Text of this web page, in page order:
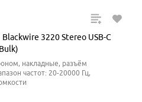
3220 Stereo USB-C
накладные, разъём
частот: 20-20000 Гц,